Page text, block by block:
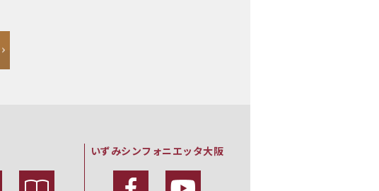
いずみシンフォニエッタ大阪